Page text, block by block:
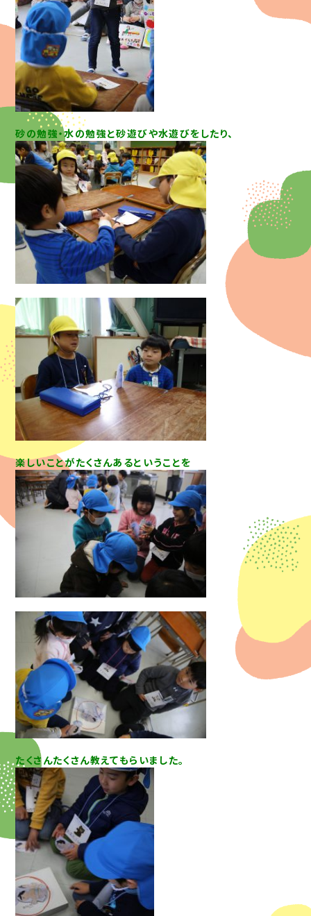
砂の勉強・水の勉強と砂遊びや水遊びをしたり、
楽しいことがたくさんあるということを
たくさんたくさん教えてもらいました。